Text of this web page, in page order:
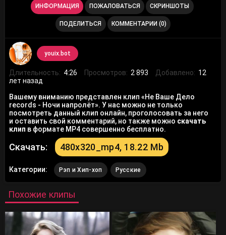
ИНФОРМАЦИЯ ПОЖАЛОВАТЬСЯ СКРИНШОТЫ
ПОДЕЛИТЬСЯ КОММЕНТАРИИ (0)
youix.bot
Длительность: 4:26 Просмотров: 2 893 Добавлено: 12
лет назад
Вашему вниманию представлен клип «Не Ваше Дело
records - Ночи напролёт». У нас можно не только
посмотреть данный клип онлайн, проголосовать за него
и оставить свой комментарий, но также можно скачать
клип в формате MP4 совершенно бесплатно.
Скачать: 480x320_mp4, 18.22 Mb
Категории: Рэп и Хип-хоп Русские
Похожие клипы